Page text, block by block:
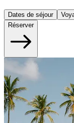
Dates de séjour
Réserver